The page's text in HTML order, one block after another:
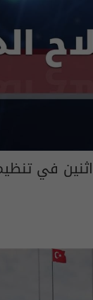
اثنين في